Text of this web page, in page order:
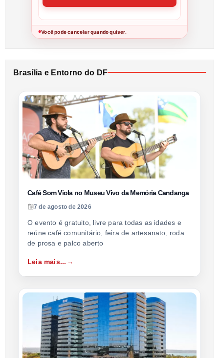
●Você pode cancelar quando quiser.
Brasília e Entorno do DF
Café Som Viola no Museu Vivo da Memória Candanga
7 de agosto de 2026
O evento é gratuito, livre para todas as idades e
reúne café comunitário, feira de artesanato, roda
de prosa e palco aberto
Leia mais...